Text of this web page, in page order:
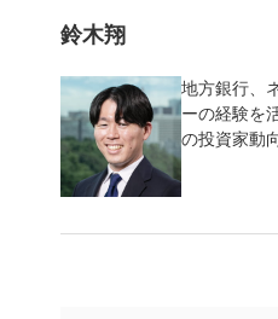
鈴木翔
地方銀行、
ーの経験を
の投資家動